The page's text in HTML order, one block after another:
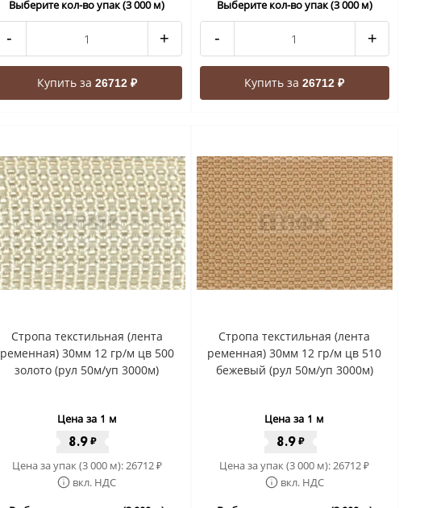
Выберите кол-во упак (3 000 м)
- +
Купить за 26712 ₽
Выберите кол-во упак (3 000 м)
- +
Купить за26712 ₽
Стропа текстильная (лента
ременная) 30мм 12 гр/м цв 500
золото (рул 50м/уп 3000м)
Цена за 1 м
8.9₽
Цена за упак (3 000 м):26712₽
вкл. НДС
Стропа текстильная (лента
ременная) 30мм 12 гр/м цв 510
бежевый (рул 50м/уп 3000м)
Цена за 1 м
8.9₽
Цена за упак (3 000 м):26712₽
вкл. НДС